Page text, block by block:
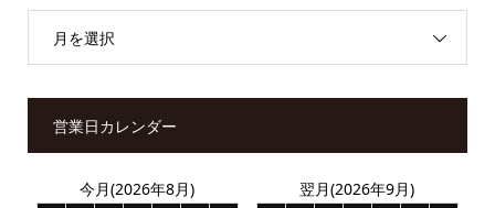
月を選択
営業日カレンダー
今月(2026年8月)
翌月(2026年9月)